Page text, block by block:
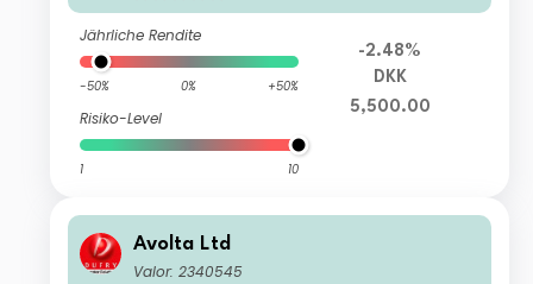
Jährliche Rendite
-50% 0% +50%
Risiko-Level
1 10
-2.48%
DKK
5,500.00
Avolta Ltd
Valor: 2340545